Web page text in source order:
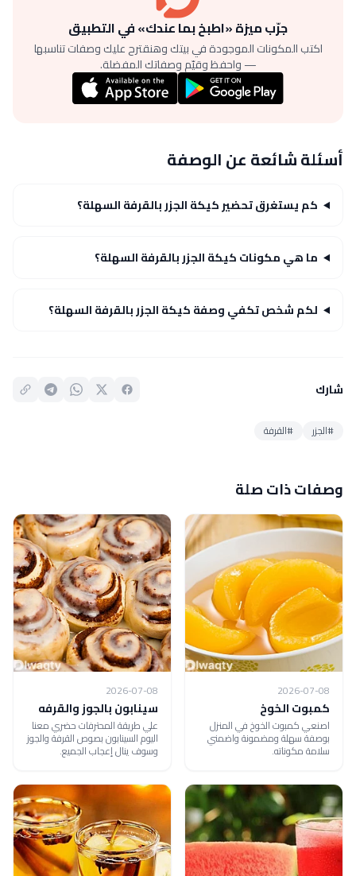
جرّب ميزة «اطبخ بما عندك» في التطبيق
اكتب المكونات الموجودة في بيتك وهنقترح عليك وصفات تناسبها
— واحفظ وقيّم وصفاتك المفضلة.
أسئلة شائعة عن الوصفة
كم يستغرق تحضير كيكة الجزر بالقرفة السهلة؟
ما هي مكونات كيكة الجزر بالقرفة السهلة؟
لكم شخص تكفي وصفة كيكة الجزر بالقرفة السهلة؟
شارك
#الجزر #القرفة
وصفات ذات صلة
2026-07-08
كمبوت الخوخ
اصنعي كمبوت الخوخ في المنزل
بوصفة سهلة ومضمونة واضمني
سلامة مكوناته.
2026-07-08
سينابون بالجوز والقرفه
علي طريقة المحترفات حضري معنا
اليوم السينابون بصوص القرفة والجوز
وسوف ينال إعجاب الجميع.